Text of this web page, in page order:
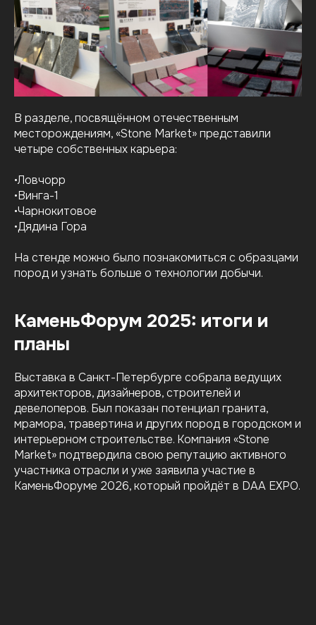
В разделе, посвящённом отечественным
месторождениям, «Stone Market» представили
четыре собственных карьера:
•Ловчорр
•Винга-1
•Чарнокитовое
•Дядина Гора
На стенде можно было познакомиться с образцами
пород и узнать больше о технологии добычи.
КаменьФорум 2025: итоги и
планы
Выставка в Санкт-Петербурге собрала ведущих
архитекторов, дизайнеров, строителей и
девелоперов. Был показан потенциал гранита,
мрамора, травертина и других пород в городском и
интерьерном строительстве. Компания «Stone
Market» подтвердила свою репутацию активного
участника отрасли и уже заявила участие в
КаменьФоруме 2026, который пройдёт в DAA EXPO.